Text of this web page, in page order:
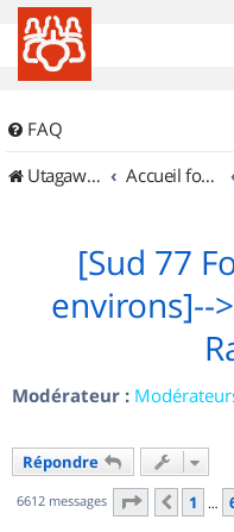
FAQ
UtagawaVTT (Randos VTT et VTTAE avec traces GPS)
Accueil forum
[Sud 77
environs]--
Modérateur :
Répondre
6612 messages Page 642
1 …